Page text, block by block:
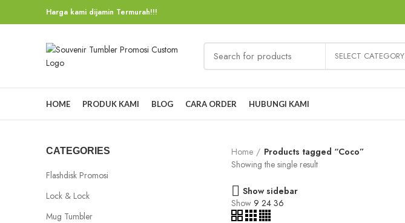
Harga kami dijamin Termurah!!!
SELECT CATEGORY
HOME PRODUK KAMI BLOG CARA ORDER HUBUNGI KAMI
CATEGORIES
Flashdisk Promosi
Lock & Lock
Mug Tumbler
Home
Products tagged “Coco”
Showing the single result
Show sidebar
Show 9 24 36